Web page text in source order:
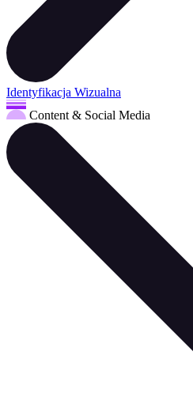
Identyfikacja Wizualna
Content & Social Media